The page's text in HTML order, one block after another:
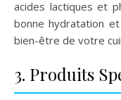
acides lactiques et
bonne hydratation
bien-être de votre
3. Produits